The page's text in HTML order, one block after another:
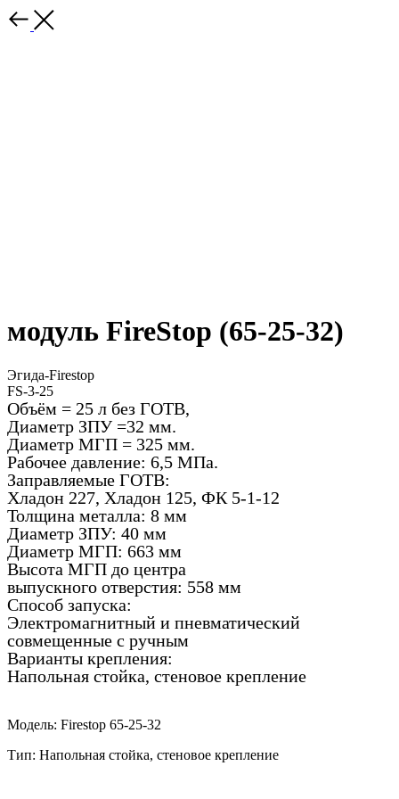
модуль FireStop (65-25-32)
Эгида-Firestop
FS-3-25
Объём = 25 л без ГОТВ,
Диаметр ЗПУ =32 мм.
Диаметр МГП = 325 мм.
Рабочее давление: 6,5 МПа.
Заправляемые ГОТВ:
Хладон 227, Хладон 125, ФК 5-1-12
Толщина металла: 8 мм
Диаметр ЗПУ: 40 мм
Диаметр МГП: 663 мм
Высота МГП до центра
выпускного отверстия: 558 мм
Способ запуска:
Электромагнитный и пневматический
совмещенные с ручным
Варианты крепления:
Напольная стойка, стеновое крепление
Модель: Firestop 65-25-32
Тип: Напольная стойка, стеновое крепление